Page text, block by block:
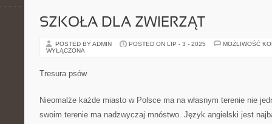
SZKOŁA DLA ZWIERZĄT
POSTED BY ADMIN POSTED ON LIP - 3 - 2025
MOŻLIWOŚĆ
WYŁĄCZONA
Tresura psów
Nieomalże każde miasto w Polsce ma na własnym terenie nie
swoim terenie ma nadzwyczaj mnóstwo. Język angielski jest